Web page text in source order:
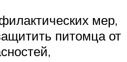
мер,
питомца от